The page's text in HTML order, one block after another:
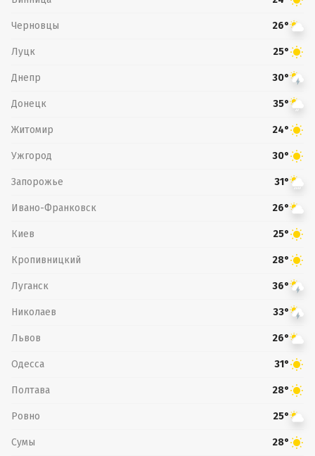
Черновцы 26°
Луцк 25°
Днепр 30°
Донецк 35°
Житомир 24°
Ужгород 30°
Запорожье 31°
Ивано-Франковск 26°
Киев 25°
Кропивницкий 28°
Луганск 36°
Николаев 33°
Львов 26°
Одесса 31°
Полтава 28°
Ровно 25°
Сумы 28°